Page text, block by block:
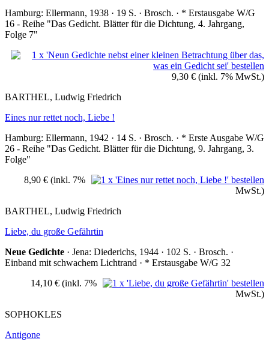
Hamburg: Ellermann, 1938 · 19 S. · Brosch. · * Erstausgabe W/G
16 - Reihe "Das Gedicht. Blätter für die Dichtung, 4. Jahrgang,
Folge 7"
9,30 € (inkl. 7% MwSt.)
BARTHEL, Ludwig Friedrich
Eines nur rettet noch, Liebe !
Hamburg: Ellermann, 1942 · 14 S. · Brosch. · * Erste Ausgabe W/G
26 - Reihe "Das Gedicht. Blätter für die Dichtung, 9. Jahrgang, 3.
Folge"
8,90 € (inkl. 7%
MwSt.)
BARTHEL, Ludwig Friedrich
Liebe, du große Gefährtin
Neue Gedichte · Jena: Diederichs, 1944 · 102 S. · Brosch. ·
Einband mit schwachem Lichtrand · * Erstausgabe W/G 32
14,10 € (inkl. 7%
MwSt.)
SOPHOKLES
Antigone